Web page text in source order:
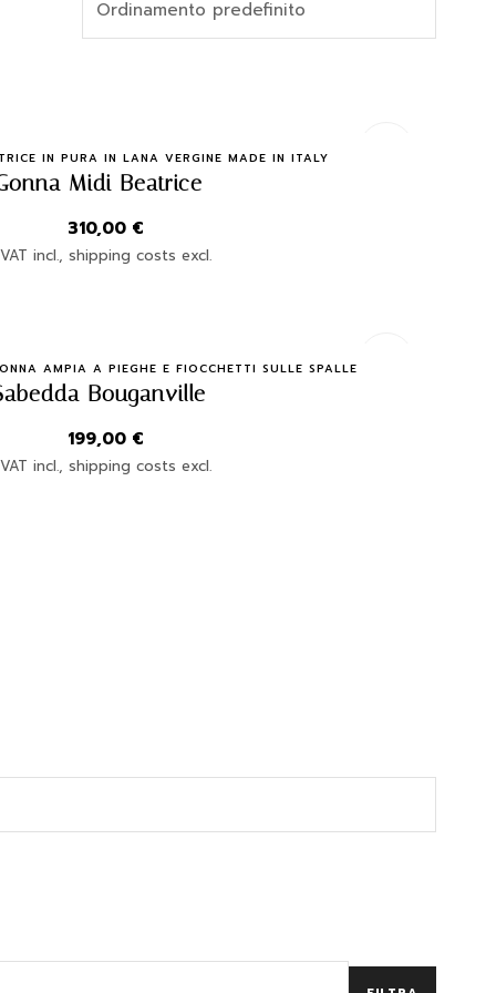
Quick Buy
IN PURA IN LANA VERGINE MADE IN ITALY
Midi Beatrice
310,00 €
VAT incl., shipping costs excl.
Quick Buy
AMPIA A PIEGHE E FIOCCHETTI SULLE SPALLE
Bouganville
199,00 €
VAT incl., shipping costs excl.